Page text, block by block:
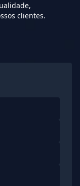
clientes.